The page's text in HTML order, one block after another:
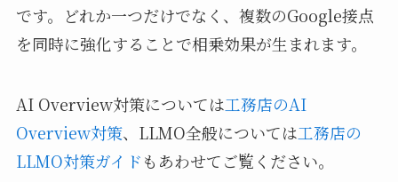
です。どれか一つだけでなく、複数のGoogle接点
を同時に強化することで相乗効果が生まれます。
AI Overview対策については工務店のAI
Overview対策、LLMO全般については工務店の
LLMO対策ガイドもあわせてご覧ください。